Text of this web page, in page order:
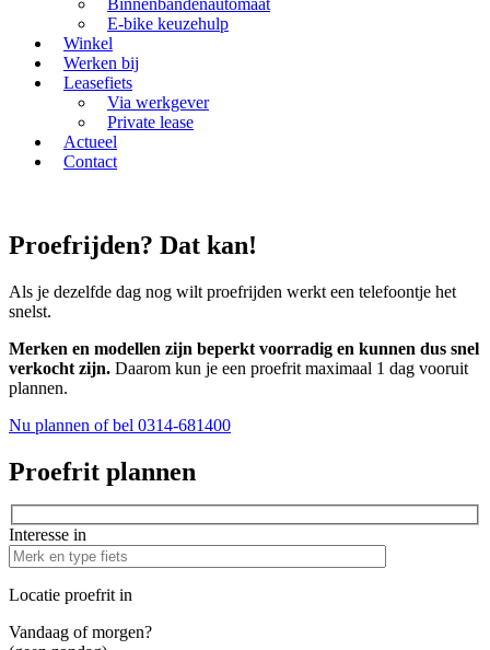
Binnenbandenautomaat
E-bike keuzehulp
Winkel
Werken bij
Leasefiets
Via werkgever
Private lease
Actueel
Contact
Proefrijden? Dat kan!
Als je dezelfde dag nog wilt proefrijden werkt een telefoontje het
snelst.
Merken en modellen zijn beperkt voorradig en kunnen dus snel
verkocht zijn. Daarom kun je een proefrit maximaal 1 dag vooruit
plannen.
Nu plannen of bel 0314-681400
Proefrit plannen
Interesse in
Locatie proefrit in
Vandaag of morgen?